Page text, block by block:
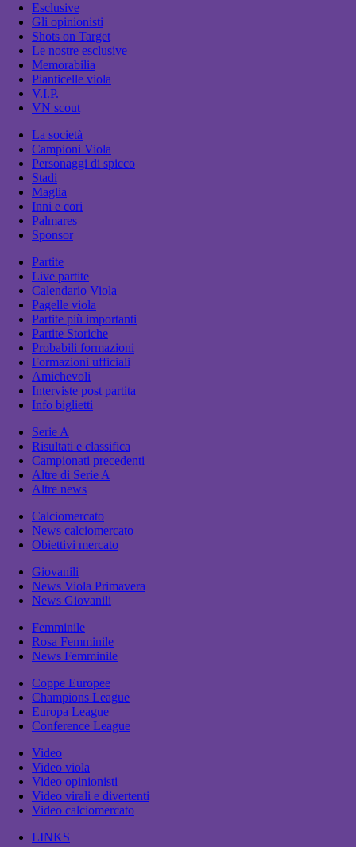
Esclusive
Gli opinionisti
Shots on Target
Le nostre esclusive
Memorabilia
Pianticelle viola
V.I.P.
VN scout
La società
Campioni Viola
Personaggi di spicco
Stadi
Maglia
Inni e cori
Palmares
Sponsor
Partite
Live partite
Calendario Viola
Pagelle viola
Partite più importanti
Partite Storiche
Probabili formazioni
Formazioni ufficiali
Amichevoli
Interviste post partita
Info biglietti
Serie A
Risultati e classifica
Campionati precedenti
Altre di Serie A
Altre news
Calciomercato
News calciomercato
Obiettivi mercato
Giovanili
News Viola Primavera
News Giovanili
Femminile
Rosa Femminile
News Femminile
Coppe Europee
Champions League
Europa League
Conference League
Video
Video viola
Video opinionisti
Video virali e divertenti
Video calciomercato
LINKS